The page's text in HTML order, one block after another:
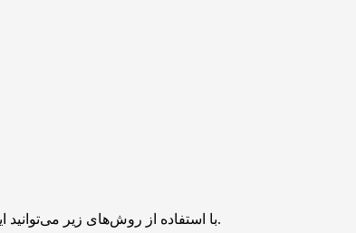
با استفاده از روش‌های زیر می‌توانید این صفحه را با دوستان خود به اشتراک بگذارید.